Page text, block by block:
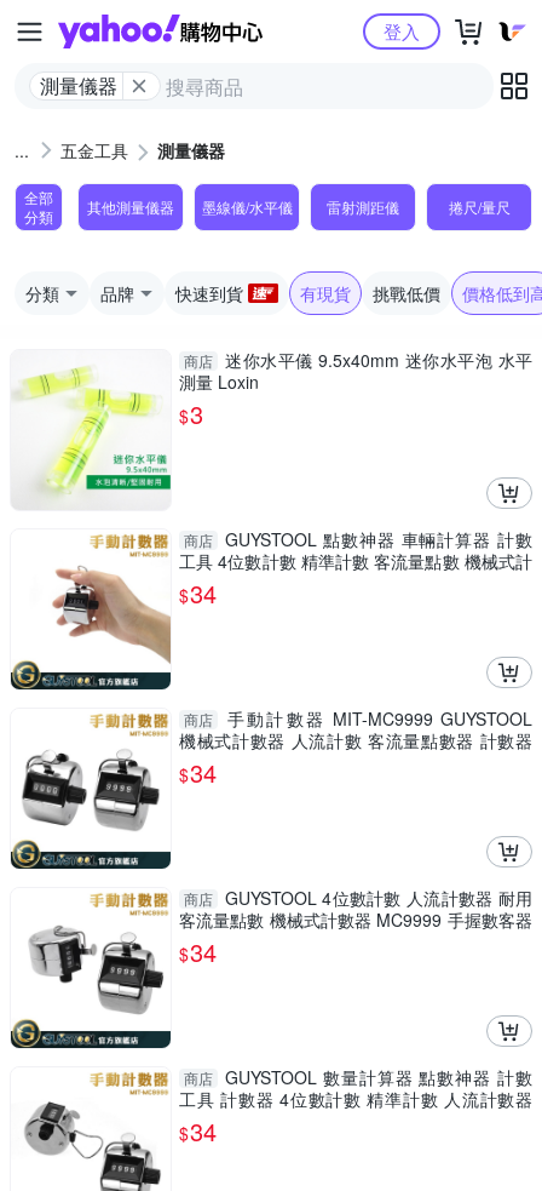
Yahoo購物中心
測量儀器
登入
五金工具 測量儀器
全部
分類
其他測量儀器 墨線儀/水平儀 雷射測距儀 捲尺/量尺
分類 品牌 快速到貨 有現貨 挑戰低價 價格低到
商店 迷你水平儀 9.5x40mm 迷你水平泡 水平
測量 Loxin
$3
商店 GUYSTOOL 點數神器 車輛計算器 計數
工具 4位數計數 精準計數 客流量點數 機械式計
數器 MIT-MC9999
$34
商店
手動計數器 MIT-MC9999 GUYSTOOL
機械式計數器 人流計數 客流量點數器 計數器
數量計算 手握數客器
$34
商店 GUYSTOOL 4位數計數 人流計數器 耐用
客流量點數 機械式計數器 MC9999 手握數客器
人數管控
$34
商店 GUYSTOOL 數量計算器 點數神器 計數
工具 計數器 4位數計數 精準計數 人流計數器
耐用
$34